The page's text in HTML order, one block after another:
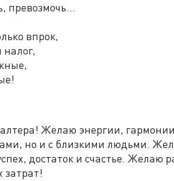
превозмочь...
впрок,
налог,
Желаю энергии,
но и с близкими людьми.
достаток и счастье. Желаю
затрат!